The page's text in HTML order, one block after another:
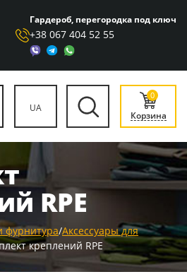
Гардероб, перегородка под ключ
+38 067 404 52 55
UA
0
Корзина
RPЕ
фурнитура/Аксессуары для
креплений RPЕ